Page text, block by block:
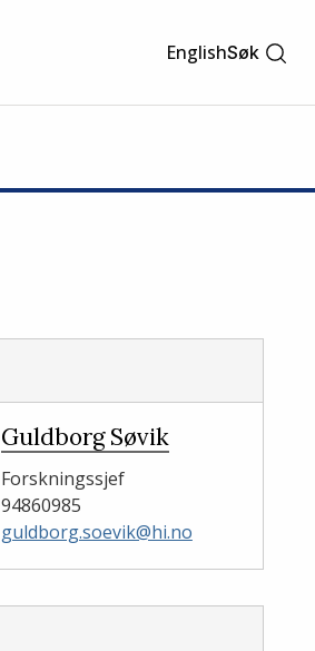
EnglishSøk
Guldborg Søvik
Forskningssjef
94860985
guldborg.soevik@hi.no